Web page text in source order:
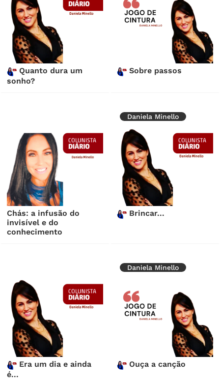
Quanto dura um
sonho?
Sobre passos
Chás: a infusão do
invisível e do
conhecimento
Daniela Minello
Brincar...
Era um dia e ainda
é...
Daniela Minello
Ouça a canção